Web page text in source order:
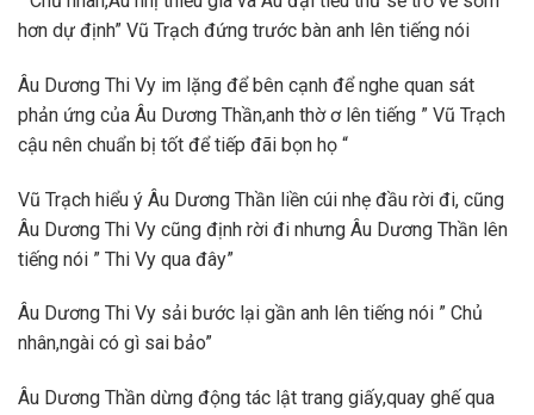
hơn dự định” Vũ Trạch đứng trước bàn anh lên tiếng nói
Âu Dương Thi Vy im lặng để bên cạnh để nghe quan sát
phản ứng của Âu Dương Thần,anh thờ ơ lên tiếng ” Vũ Trạch
cậu nên chuẩn bị tốt để tiếp đãi bọn họ “
Vũ Trạch hiểu ý Âu Dương Thần liền cúi nhẹ đầu rời đi, cũng
Âu Dương Thi Vy cũng định rời đi nhưng Âu Dương Thần lên
tiếng nói ” Thi Vy qua đây”
Âu Dương Thi Vy sải bước lại gần anh lên tiếng nói ” Chủ
nhân,ngài có gì sai bảo”
Âu Dương Thần dừng động tác lật trang giấy,quay ghế qua